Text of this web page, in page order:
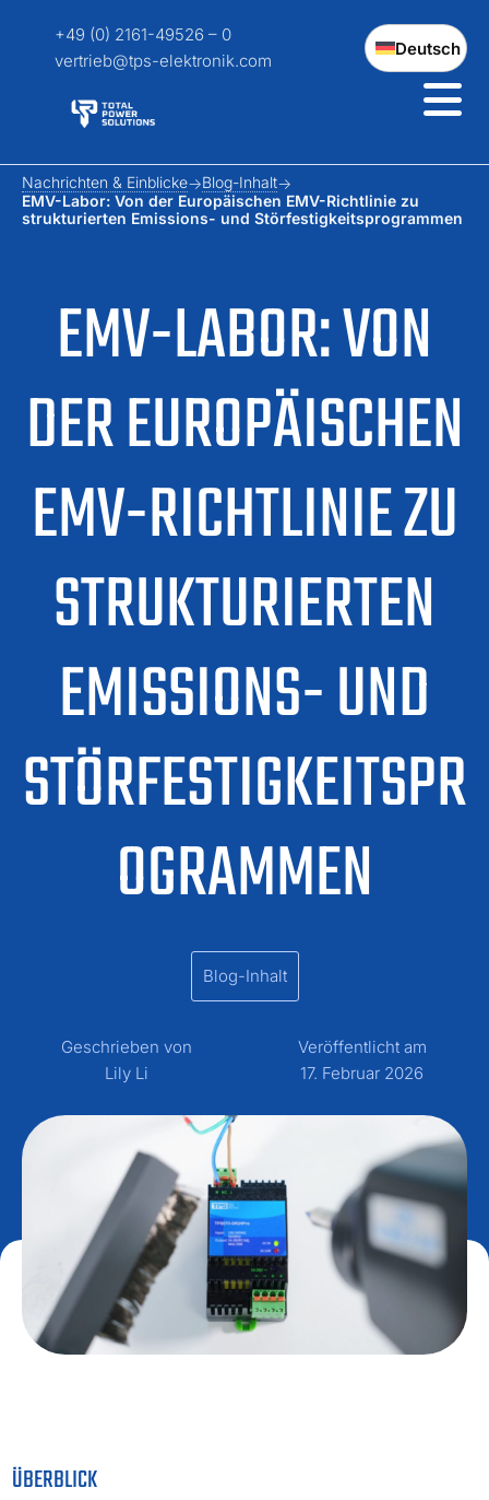
+49 (0) 2161-49526 – 0
vertrieb@tps-elektronik.com
Deutsch
EMV-LABOR: VON
DER EUROPÄISCHEN
EMV-RICHTLINIE ZU
STRUKTURIERTEN
EMISSIONS- UND
STÖRFESTIGKEITSPR
OGRAMMEN
Nachrichten & Einblicke
Blog-Inhalt
EMV-Labor: Von der Europäischen EMV-Richtlinie zu
strukturierten Emissions- und Störfestigkeitsprogrammen
Blog-Inhalt
Geschrieben von
Lily Li
Veröffentlicht am
17. Februar 2026
ÜBERBLICK